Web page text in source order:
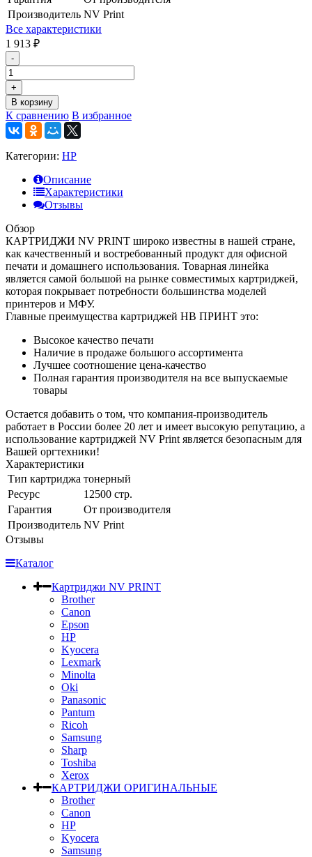
Производитель NV Print
Все характеристики
1 913 ₽
-
+
В корзину
К сравнению В избранное
Категории: HP
Описание
Характеристики
Отзывы
Обзор
КАРТРИДЖИ NV PRINT широко известны в нашей стране,
как качественный и востребованный продукт для офисной
печати и домашнего использования. Товарная линейка
является самой большой на рынке совместимых картриджей,
которая покрывает потребности большинства моделей
принтеров и МФУ.
Главные преимущества картриджей НВ ПРИНТ это:
Высокое качество печати
Наличие в продаже большого ассортимента
Лучшее соотношение цена-качество
Полная гарантия производителя на все выпускаемые
товары
Остается добавить о том, что компания-производитель
работает в России более 20 лет и имеет высокую репутацию, а
использование картриджей NV Print является безопасным для
Вашей оргтехники!
Характеристики
Тип картриджа тонерный
Ресурс
12500 стр.
Гарантия
От производителя
Производитель NV Print
Отзывы
Каталог
Картриджи NV PRINT
Brother
Canon
Epson
HP
Kyocera
Lexmark
Minolta
Oki
Panasonic
Pantum
Ricoh
Samsung
Sharp
Toshiba
Xerox
КАРТРИДЖИ ОРИГИНАЛЬНЫЕ
Brother
Canon
HP
Kyocera
Samsung